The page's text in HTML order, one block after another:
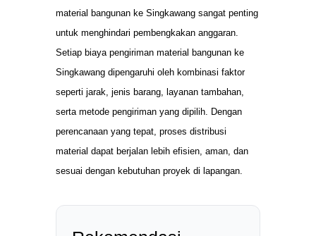
material bangunan ke Singkawang sangat penting
untuk menghindari pembengkakan anggaran.
Setiap biaya pengiriman material bangunan ke
Singkawang dipengaruhi oleh kombinasi faktor
seperti jarak, jenis barang, layanan tambahan,
serta metode pengiriman yang dipilih. Dengan
perencanaan yang tepat, proses distribusi
material dapat berjalan lebih efisien, aman, dan
sesuai dengan kebutuhan proyek di lapangan.